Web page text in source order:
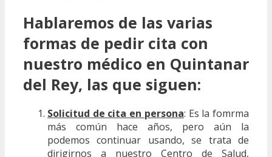
Hablaremos de las varias
formas de pedir cita con
nuestro médico en Quintanar
del Rey, las que siguen:
Solicitud de cita en persona: Es la fomrma
más común hace años, pero aún la
podemos continuar usando, se trata de
dirigirnos a nuestro Centro de Salud,